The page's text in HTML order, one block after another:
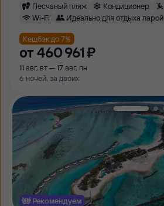
Песчаный пляж Кондиционер
Wi-Fi
Идеально для отдыха парой
Кешбэк до 7%
от 460 ⁠961 ⁠₽
11 авг, вт — 17 авг, пн
6 ночей, за двоих
Рекомендуем